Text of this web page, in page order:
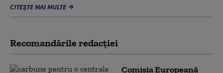
CITEȘTE MAI MULTE
Recomandările redacţiei
Comisia Europeană